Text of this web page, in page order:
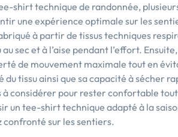
shirt technique de randonnée,
une expérience optimale sur les
à partir de tissus techniques
sec et à l’aise pendant l’effort.
de mouvement maximale tout en
du tissu ainsi que sa capacité à sécher
considérer pour rester confortable
un tee-shirt technique adapté à la
confronté sur les sentiers.